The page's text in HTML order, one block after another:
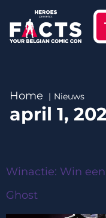
Home Nieuws
april 1,
Winactie: Win
Ghost